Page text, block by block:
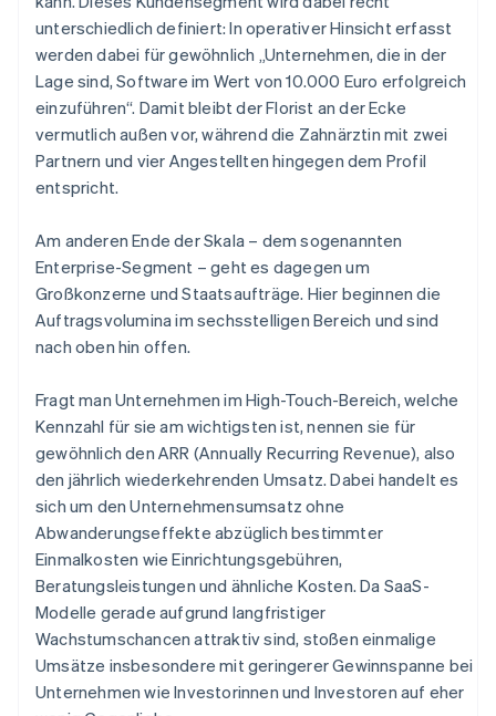
unterschiedlich definiert: In operativer Hinsicht erfasst
werden dabei für gewöhnlich „Unternehmen, die in der
Lage sind, Software im Wert von 10.000 Euro erfolgreich
einzuführen“. Damit bleibt der Florist an der Ecke
vermutlich außen vor, während die Zahnärztin mit zwei
Partnern und vier Angestellten hingegen dem Profil
entspricht.
Am anderen Ende der Skala – dem sogenannten
Enterprise-Segment – geht es dagegen um
Großkonzerne und Staatsaufträge. Hier beginnen die
Auftragsvolumina im sechsstelligen Bereich und sind
nach oben hin offen.
Fragt man Unternehmen im High-Touch-Bereich, welche
Kennzahl für sie am wichtigsten ist, nennen sie für
gewöhnlich den ARR (Annually Recurring Revenue), also
den jährlich wiederkehrenden Umsatz. Dabei handelt es
sich um den Unternehmensumsatz ohne
Abwanderungseffekte abzüglich bestimmter
Einmalkosten wie Einrichtungsgebühren,
Beratungsleistungen und ähnliche Kosten. Da SaaS-
Modelle gerade aufgrund langfristiger
Wachstumschancen attraktiv sind, stoßen einmalige
Umsätze insbesondere mit geringerer Gewinnspanne bei
Unternehmen wie Investorinnen und Investoren auf eher